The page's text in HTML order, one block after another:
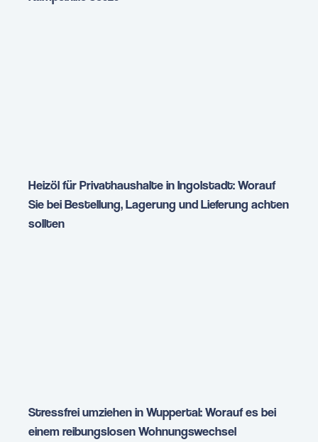
Heizöl für Privathaushalte in Ingolstadt: Worauf
Sie bei Bestellung, Lagerung und Lieferung achten
sollten
Stressfrei umziehen in Wuppertal: Worauf es bei
einem reibungslosen Wohnungswechsel